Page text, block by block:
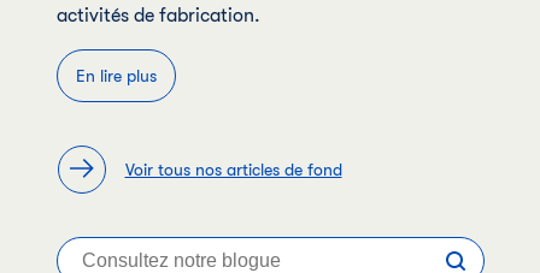
activités de fabrication.
En lire plus
Voir tous nos articles de fond